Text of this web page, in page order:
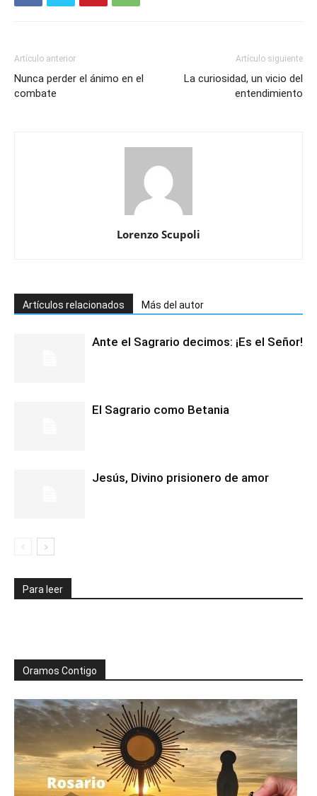
Artículo anterior
Nunca perder el ánimo en el
combate
Artículo siguiente
La curiosidad, un vicio del
entendimiento
Lorenzo Scupoli
Artículos relacionados Más del autor
Ante el Sagrario decimos: ¡Es el Señor!
El Sagrario como Betania
Jesús, Divino prisionero de amor
Para leer
Oramos Contigo